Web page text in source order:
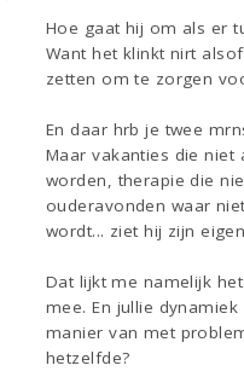
Hoe gaat hij om als er
Want het klinkt nirt
zetten om te zorgen
En daar hrb je twee
Maar vakanties die niet
worden, therapie die
ouderavonden waar
wordt... ziet hij zijn
Dat lijkt me namelijk
mee. En jullie
manier van met
hetzelfde?